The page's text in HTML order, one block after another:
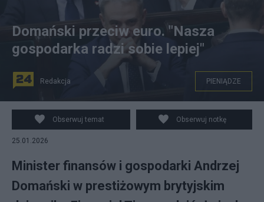
Andrzej Domański, Krzysztof Gawkowski i Dariusz
Klimczak w ławach rządowych w Sejmie/PAP
Domański przeciw euro. "Nasza
gospodarka radzi sobie lepiej"
Redakcja PIENIĄDZE
Obserwuj temat Obserwuj notkę
25.01.2026
Minister finansów i gospodarki Andrzej
Domański w prestiżowym brytyjskim